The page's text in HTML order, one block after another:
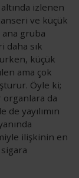
izlenen
ve küçük
ana gruba
daha sık
küçük
ama çok
Öyle ki;
organlara da
yayılımın
ilişkinin en